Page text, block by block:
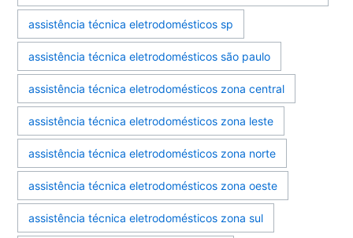
assistência técnica eletrodomésticos sp
assistência técnica eletrodomésticos são paulo
assistência técnica eletrodomésticos zona central
assistência técnica eletrodomésticos zona leste
assistência técnica eletrodomésticos zona norte
assistência técnica eletrodomésticos zona oeste
assistência técnica eletrodomésticos zona sul